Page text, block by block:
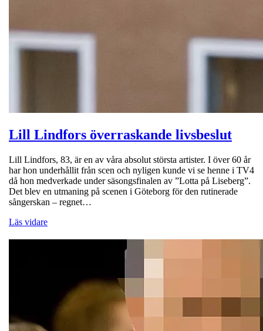
Lill Lindfors överraskande livsbeslut
Lill Lindfors, 83, är en av våra absolut största artister. I över 60 år
har hon underhållit från scen och nyligen kunde vi se henne i TV4
då hon medverkade under säsongsfinalen av ”Lotta på Liseberg”.
Det blev en utmaning på scenen i Göteborg för den rutinerade
sångerskan – regnet…
Läs vidare